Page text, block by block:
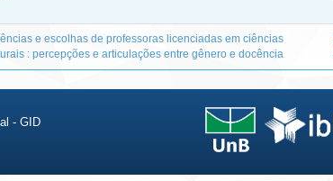
e escolhas de professoras licenciadas em ciências
: percepções e articulações entre gênero e docência
- GID